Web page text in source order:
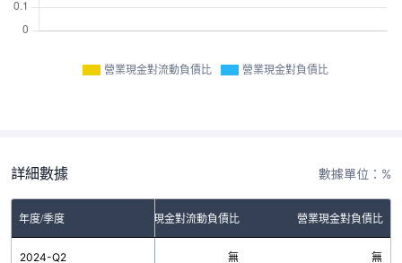
營業現金對流動負債比 營業現金對負債比
詳細數據 數據單位：%
年度/季度 營業現金對流動負債比 營業現金對負債比
2024-Q2 無 無